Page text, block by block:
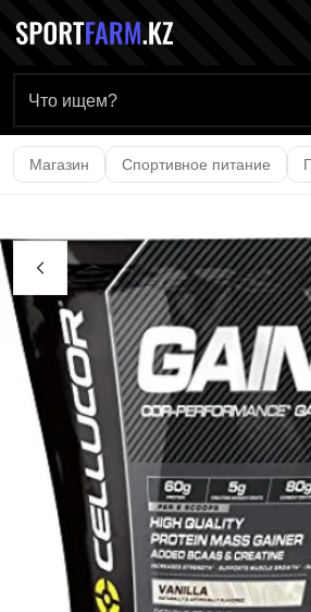
Главная страница
Магазин Спортивное питание